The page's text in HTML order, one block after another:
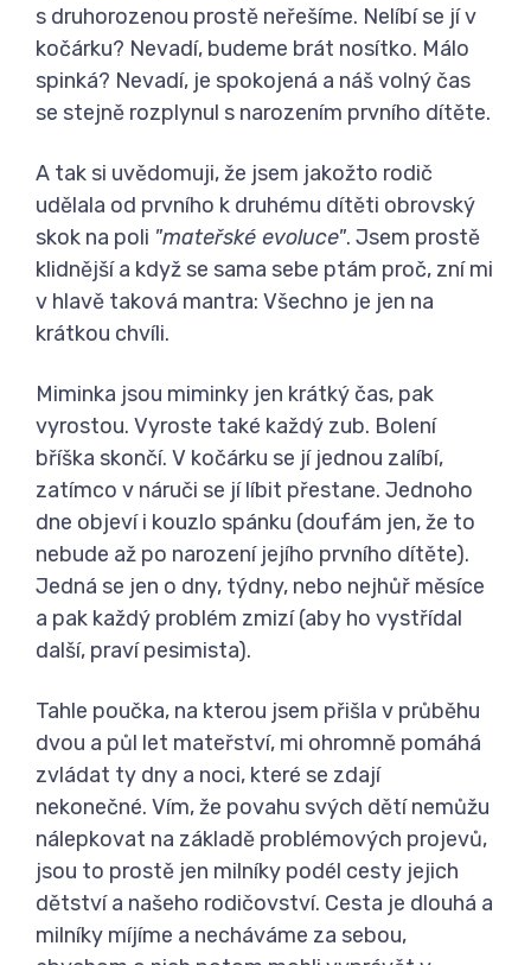
s druhorozenou prostě neřešíme. Nelíbí se jí v
kočárku? Nevadí, budeme brát nosítko. Málo
spinká? Nevadí, je spokojená a náš volný čas
se stejně rozplynul s narozením prvního dítěte.
A tak si uvědomuji, že jsem jakožto rodič
udělala od prvního k druhému dítěti obrovský
skok na poli "mateřské evoluce". Jsem prostě
klidnější a když se sama sebe ptám proč, zní mi
v hlavě taková mantra: Všechno je jen na
krátkou chvíli.
Miminka jsou miminky jen krátký čas, pak
vyrostou. Vyroste také každý zub. Bolení
bříška skončí. V kočárku se jí jednou zalíbí,
zatímco v náruči se jí líbit přestane. Jednoho
dne objeví i kouzlo spánku (doufám jen, že to
nebude až po narození jejího prvního dítěte).
Jedná se jen o dny, týdny, nebo nejhůř měsíce
a pak každý problém zmizí (aby ho vystřídal
další, praví pesimista).
Tahle poučka, na kterou jsem přišla v průběhu
dvou a půl let mateřství, mi ohromně pomáhá
zvládat ty dny a noci, které se zdají
nekonečné. Vím, že povahu svých dětí nemůžu
nálepkovat na základě problémových projevů,
jsou to prostě jen milníky podél cesty jejich
dětství a našeho rodičovství. Cesta je dlouhá a
milníky míjíme a necháváme za sebou,